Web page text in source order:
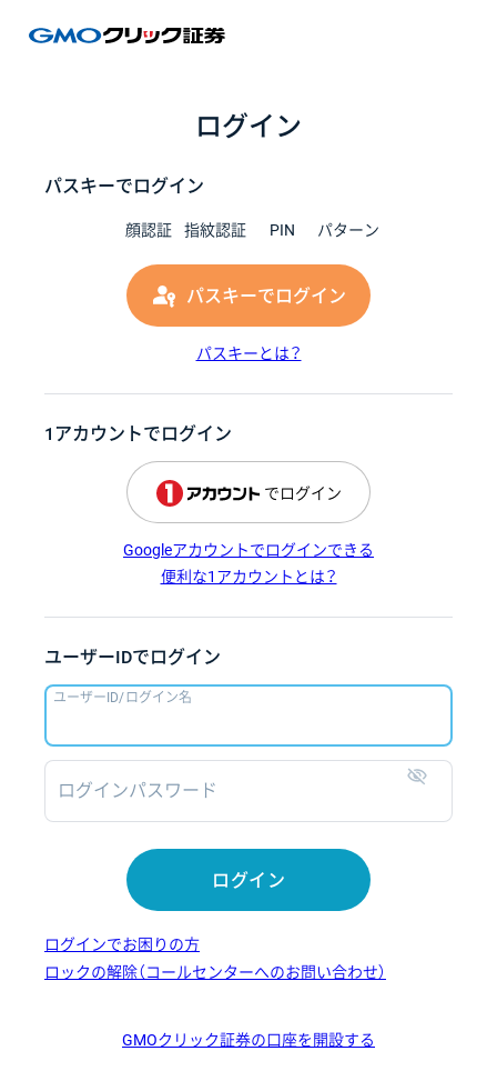
ログイン
パスキーでログイン
顔認証 指紋認証 PIN パターン
パスキーでログイン
パスキーとは？
1アカウントでログイン
でログイン
Googleアカウントでログインできる
便利な1アカウントとは？
ユーザーIDでログイン
ユーザーID/ログイン名
ログインパスワード
ログイン
ログインでお困りの方
ロックの解除（コールセンターへのお問い合わせ）
GMOクリック証券の口座を開設する